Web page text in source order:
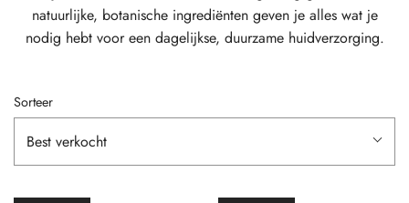
natuurlijke, botanische ingrediënten geven je alles wat je
nodig hebt voor een dagelijkse, duurzame huidverzorging.
Sorteer
Best verkocht